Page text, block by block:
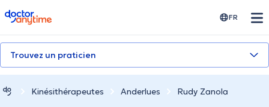
doctoranytime FR
Trouvez un praticien
Kinésithérapeutes Anderlues Rudy Zanola